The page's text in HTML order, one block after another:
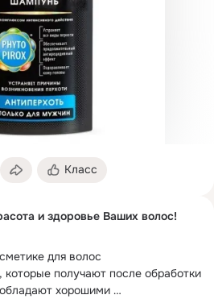
Класс
и здоровье Ваших волос!
для волос
получают после обработки
хорошими